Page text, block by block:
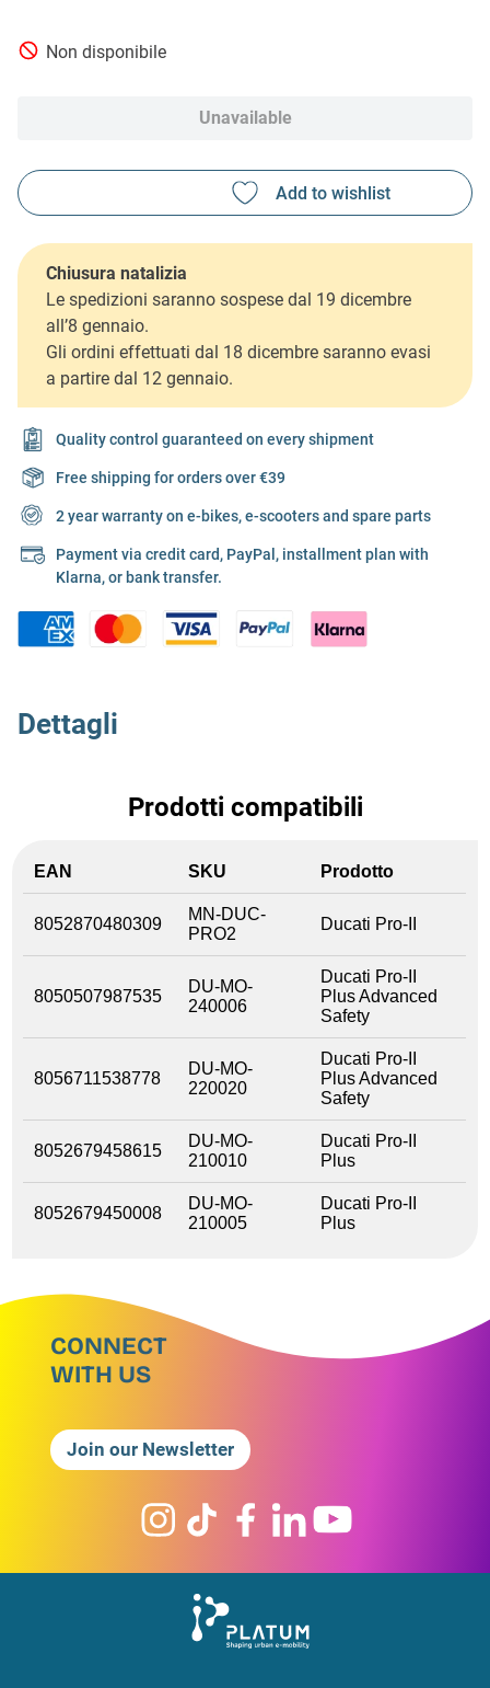
Non disponibile
Unavailable
Chiusura natalizia
Le spedizioni saranno sospese dal 19 dicembre
all’8 gennaio.
Gli ordini effettuati dal 18 dicembre saranno evasi
a partire dal 12 gennaio.
Quality control guaranteed on every shipment
Free shipping for orders over €39
2 year warranty on e-bikes, e-scooters and spare parts
Payment via credit card, PayPal, installment plan with
Klarna, or bank transfer.
Dettagli
Prodotti compatibili
EAN SKU Prodotto
8052870480309
MN-DUC-
PRO2
Ducati Pro-II
8050507987535
DU-MO-
240006
Ducati Pro-II
Plus Advanced
Safety
8056711538778
DU-MO-
220020
Ducati Pro-II
Plus Advanced
Safety
8052679458615
DU-MO-
210010
Ducati Pro-II
Plus
8052679450008
DU-MO-
210005
Ducati Pro-II
Plus
CONNECT
WITH US
Join our Newsletter